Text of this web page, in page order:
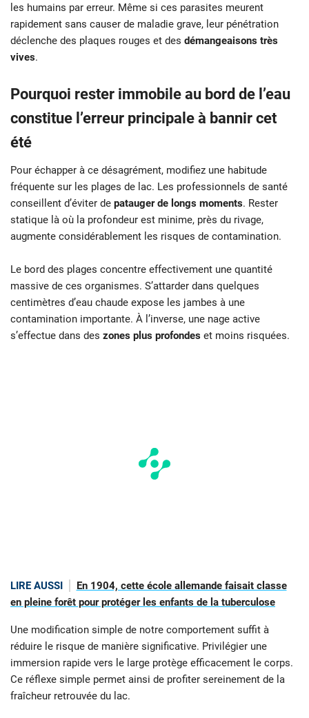
les humains par erreur. Même si ces parasites meurent
rapidement sans causer de maladie grave, leur pénétration
déclenche des plaques rouges et des démangeaisons très
vives.
Pourquoi rester immobile au bord de l’eau
constitue l’erreur principale à bannir cet
été
Pour échapper à ce désagrément, modifiez une habitude
fréquente sur les plages de lac. Les professionnels de santé
conseillent d’éviter de patauger de longs moments. Rester
statique là où la profondeur est minime, près du rivage,
augmente considérablement les risques de contamination.
Le bord des plages concentre effectivement une quantité
massive de ces organismes. S’attarder dans quelques
centimètres d’eau chaude expose les jambes à une
contamination importante. À l’inverse, une nage active
s’effectue dans des zones plus profondes et moins risquées.
LIRE AUSSI
En 1904, cette école allemande faisait classe
en pleine forêt pour protéger les enfants de la tuberculose
Une modification simple de notre comportement suffit à
réduire le risque de manière significative. Privilégier une
immersion rapide vers le large protège efficacement le corps.
Ce réflexe simple permet ainsi de profiter sereinement de la
fraîcheur retrouvée du lac.